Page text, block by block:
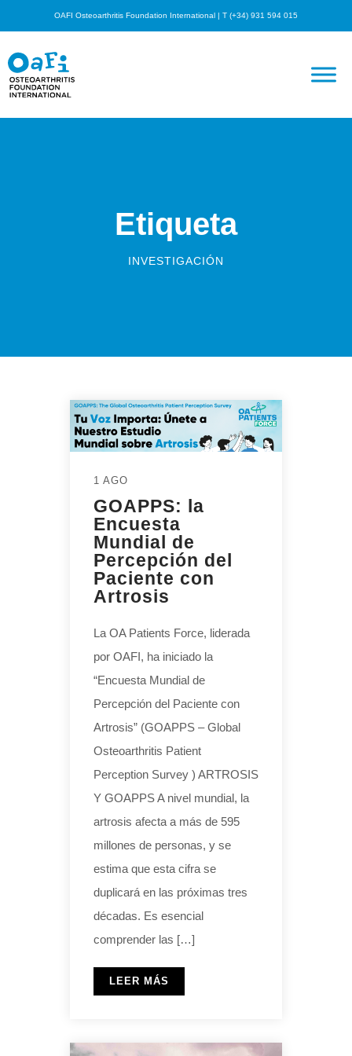
OAFI Osteoarthritis Foundation International | T (+34) 931 594 015
Etiqueta
INVESTIGACIÓN
1 AGO
GOAPPS: la
Encuesta
Mundial de
Percepción del
Paciente con
Artrosis
La OA Patients Force, liderada
por OAFI, ha iniciado la
“Encuesta Mundial de
Percepción del Paciente con
Artrosis” (GOAPPS – Global
Osteoarthritis Patient
Perception Survey ) ARTROSIS
Y GOAPPS A nivel mundial, la
artrosis afecta a más de 595
millones de personas, y se
estima que esta cifra se
duplicará en las próximas tres
décadas. Es esencial
comprender las […]
LEER MÁS